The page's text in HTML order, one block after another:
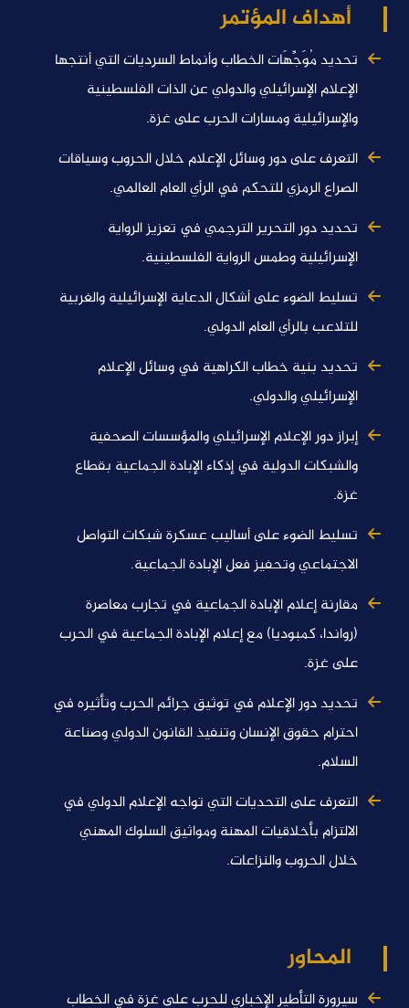
أهداف المؤتمر
تحديد مُوَجِّهَات الخطاب وأنماط السرديات التي أنتجها
الإعلام الإسرائيلي والدولي عن الذات الفلسطينية
والإسرائيلية ومسارات الحرب على غزة.
التعرف على دور وسائل الإعلام خلال الحروب وسياقات
الصراع الرمزي للتحكم في الرأي العام العالمي.
تحديد دور التحرير الترجمي في تعزيز الرواية
الإسرائيلية وطمس الرواية الفلسطينية.
تسليط الضوء على أشكال الدعاية الإسرائيلية والغربية
للتلاعب بالرأي العام الدولي.
تحديد بنية خطاب الكراهية في وسائل الإعلام
الإسرائيلي والدولي.
إبراز دور الإعلام الإسرائيلي والمؤسسات الصحفية
والشبكات الدولية في إذكاء الإبادة الجماعية بقطاع
غزة.
تسليط الضوء على أساليب عسكرة شبكات التواصل
الاجتماعي وتحفيز فعل الإبادة الجماعية.
مقارنة إعلام الإبادة الجماعية في تجارب معاصرة
(رواندا، كمبوديا) مع إعلام الإبادة الجماعية في الحرب
على غزة.
تحديد دور الإعلام في توثيق جرائم الحرب وتأثيره في
احترام حقوق الإنسان وتنفيذ القانون الدولي وصناعة
السلام.
التعرف على التحديات التي تواجه الإعلام الدولي في
الالتزام بأخلاقيات المهنة ومواثيق السلوك المهني
خلال الحروب والنزاعات.
المحاور
سيرورة التأطير الإخباري للحرب على غزة في الخطاب